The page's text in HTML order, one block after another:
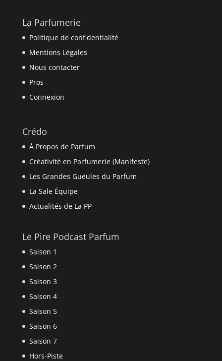
La Parfumerie
Politique de confidentialité
Mentions Légales
Nous contacter
Pros
Connexion
Crédo
À Propos de Parfum
Créativité en Parfumerie (Manifeste)
Les Grandes Gueules du Parfum
La Sale Équipe
Actualités de La PP
Le Pire Podcast Parfum
Saison 1
Saison 2
Saison 3
Saison 4
Saison 5
Saison 6
Saison 7
Hors-Piste